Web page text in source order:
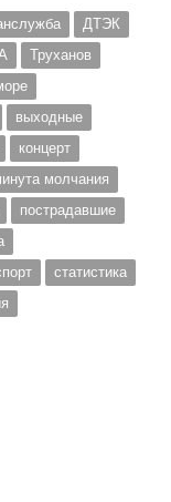
ДТЭК
Труханов
выходные
концерт
молчания
пострадавшие
статистика